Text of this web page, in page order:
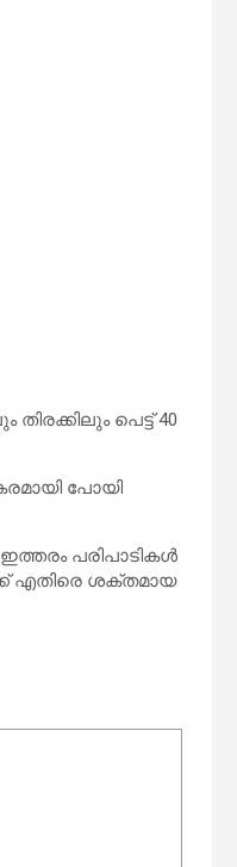
പെട്ട് 40
പോയി
പരിപാടികൾ
എതിരെ ശക്തമായ